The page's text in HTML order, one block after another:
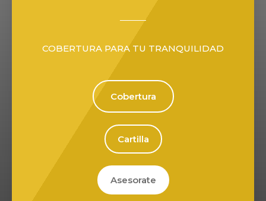
COBERTURA PARA TU TRANQUILIDAD
Cobertura
Cartilla
Asesorate